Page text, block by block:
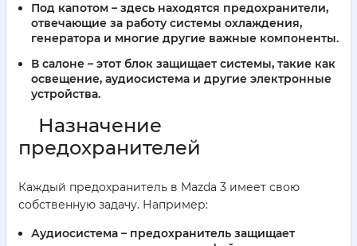
Под капотом – здесь находятся предохранители,
отвечающие за работу системы охлаждения,
генератора и многие другие важные компоненты.
В салоне – этот блок защищает системы, такие как
освещение, аудиосистема и другие электронные
устройства.
Назначение
предохранителей
Каждый предохранитель в Mazda 3 имеет свою
собственную задачу. Например:
Аудиосистема – предохранитель защищает